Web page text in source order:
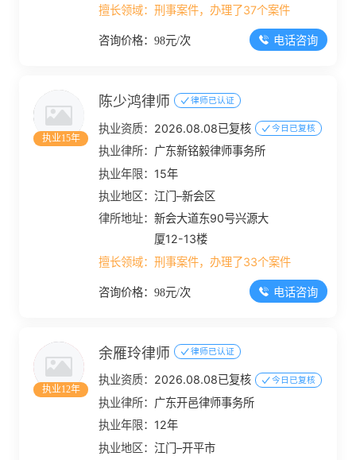
擅长领域：刑事案件，办理了37个案件
咨询价格：98元/次 电话咨询
执业15年
陈少鸿律师 律师已认证
执业资质： 2026.08.08已复核 今日已复核
执业律所： 广东新铭毅律师事务所
执业年限： 15年
执业地区：江门–新会区
律所地址：新会大道东90号兴源大
厦12-13楼
擅长领域：刑事案件，办理了33个案件
咨询价格：98元/次 电话咨询
执业12年
余雁玲律师 律师已认证
执业资质： 2026.08.08已复核 今日已复核
执业律所： 广东开邑律师事务所
执业年限： 12年
执业地区：江门–开平市